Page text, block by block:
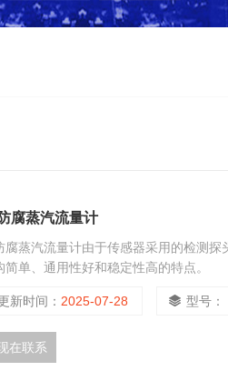
腐蒸汽流量计
腐蒸汽流量计由于传感器采用的检测
简单、通用性好和稳定性高的特点。
新时间： 2025-07-28 型号：
在联系